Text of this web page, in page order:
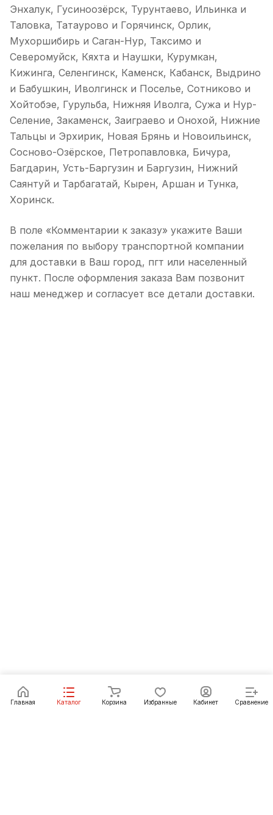
Энхалук, Гусиноозёрск, Турунтаево, Ильинка и
Таловка, Татаурово и Горячинск, Орлик,
Мухоршибирь и Саган-Нур, Таксимо и
Северомуйск, Кяхта и Наушки, Курумкан,
Кижинга, Селенгинск, Каменск, Кабанск, Выдрино
и Бабушкин, Иволгинск и Поселье, Сотниково и
Хойтобэе, Гурульба, Нижняя Иволга, Сужа и Нур-
Селение, Закаменск, Заиграево и Онохой, Нижние
Тальцы и Эрхирик, Новая Брянь и Новоильинск,
Сосново-Озёрское, Петропавловка, Бичура,
Багдарин, Усть-Баргузин и Баргузин, Нижний
Саянтуй и Тарбагатай, Кырен, Аршан и Тунка,
Хоринск.
В поле «Комментарии к заказу» укажите Ваши
пожелания по выбору транспортной компании
для доставки в Ваш город, пгт или населенный
пункт. После оформления заказа Вам позвонит
наш менеджер и согласует все детали доставки.
Главная Каталог Корзина Избранные Кабинет Сравнение